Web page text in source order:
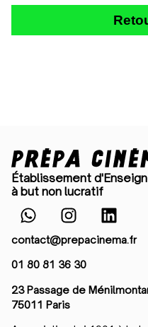
Établissement
à but non lucratif
contact@prepacinema.fr
01 80 81 36 30
23 Passage de
75011 Paris